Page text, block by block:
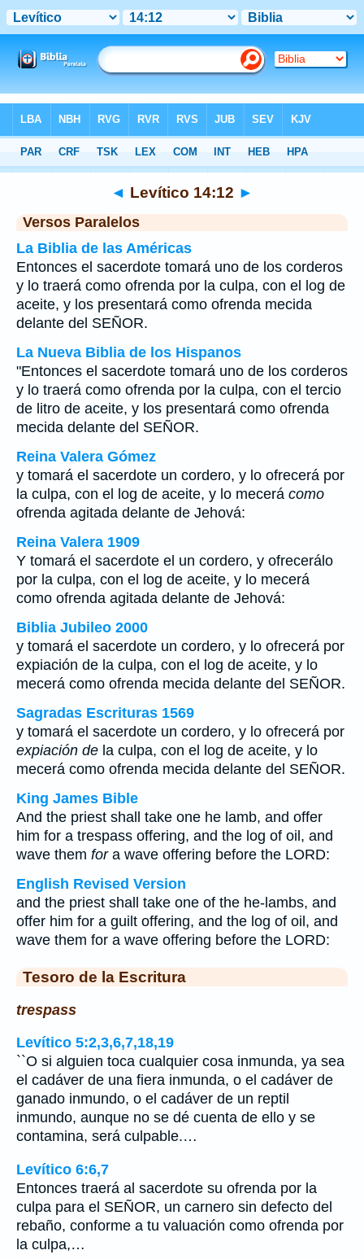
>Levítico Capítulo 14 > Verso 12
◄ Levítico 14:12 ►
Versos Paralelos
La Biblia de las Américas
Entonces el sacerdote tomará uno de los corderos
y lo traerá como ofrenda por la culpa, con el log de
aceite, y los presentará como ofrenda mecida
delante del SEÑOR.
La Nueva Biblia de los Hispanos
"Entonces el sacerdote tomará uno de los corderos
y lo traerá como ofrenda por la culpa, con el tercio
de litro de aceite, y los presentará como ofrenda
mecida delante del SEÑOR.
Reina Valera Gómez
y tomará el sacerdote un cordero, y lo ofrecerá por
la culpa, con el log de aceite, y lo mecerá como
ofrenda agitada delante de Jehová:
Reina Valera 1909
Y tomará el sacerdote el un cordero, y ofrecerálo
por la culpa, con el log de aceite, y lo mecerá
como ofrenda agitada delante de Jehová:
Biblia Jubileo 2000
y tomará el sacerdote un cordero, y lo ofrecerá por
expiación de la culpa, con el log de aceite, y lo
mecerá como ofrenda mecida delante del SEÑOR.
Sagradas Escrituras 1569
y tomará el sacerdote un cordero, y lo ofrecerá por
expiación de la culpa, con el log de aceite, y lo
mecerá como ofrenda mecida delante del SEÑOR.
King James Bible
And the priest shall take one he lamb, and offer
him for a trespass offering, and the log of oil, and
wave them fora wave offering before the LORD:
English Revised Version
and the priest shall take one of the he-lambs, and
offer him for a guilt offering, and the log of oil, and
wave them for a wave offering before the LORD:
Tesoro de la Escritura
trespass
Levítico 5:2,3,6,7,18,19
``O si alguien toca cualquier cosa inmunda, ya sea
el cadáver de una fiera inmunda, o el cadáver de
ganado inmundo, o el cadáver de un reptil
inmundo, aunque no se dé cuenta de ello y se
contamina, será culpable.…
Levítico 6:6,7
Entonces traerá al sacerdote su ofrenda por la
culpa para el SEÑOR, un carnero sin defecto del
rebaño, conforme a tu valuación como ofrenda por
la culpa,…